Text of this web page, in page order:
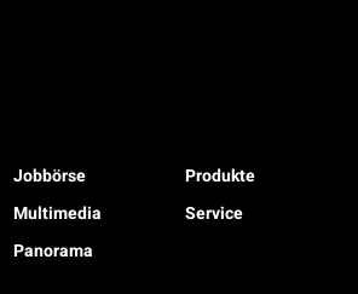
Jobbörse
Multimedia
Panorama
Produkte
Service